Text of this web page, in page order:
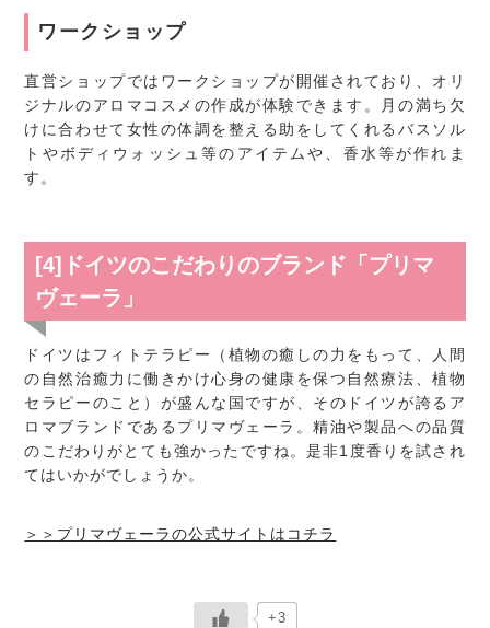
ワークショップ
直営ショップではワークショップが開催されており、オリ
ジナルのアロマコスメの作成が体験できます。月の満ち欠
けに合わせて女性の体調を整える助をしてくれるバスソル
トやボディウォッシュ等のアイテムや、香水等が作れま
す。
[4]ドイツのこだわりのブランド「プリマ
ヴェーラ」
ドイツはフィトテラピー（植物の癒しの力をもって、人間
の自然治癒力に働きかけ心身の健康を保つ自然療法、植物
セラピーのこと）が盛んな国ですが、そのドイツが誇るア
ロマブランドであるプリマヴェーラ。精油や製品への品質
のこだわりがとても強かったですね。是非1度香りを試され
てはいかがでしょうか。
＞＞プリマヴェーラの公式サイトはコチラ
+3